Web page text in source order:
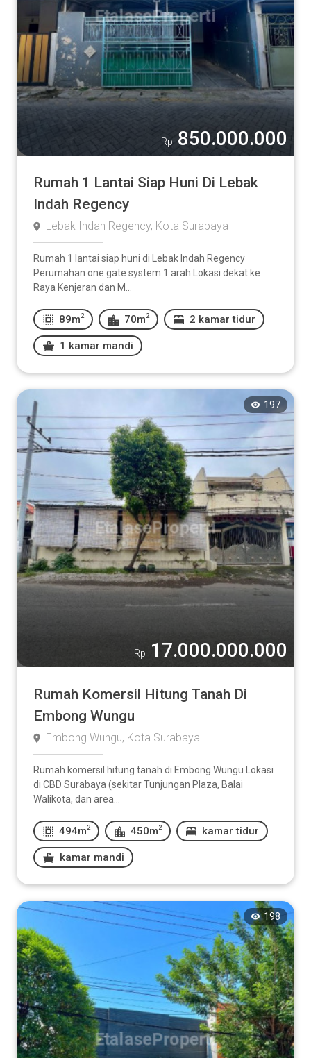
Rp 850.000.000
Rumah 1 Lantai Siap Huni Di Lebak
Indah Regency
Lebak Indah Regency, Kota Surabaya
Rumah 1 lantai siap huni di Lebak Indah Regency
Perumahan one gate system 1 arah Lokasi dekat ke
Raya Kenjeran dan M...
89m 2 70m 2 2 kamar tidur
1 kamar mandi
197
Rp 17.000.000.000
Rumah Komersil Hitung Tanah Di
Embong Wungu
Embong Wungu, Kota Surabaya
Rumah komersil hitung tanah di Embong Wungu Lokasi
di CBD Surabaya (sekitar Tunjungan Plaza, Balai
Walikota, dan area...
494m 2 450m 2 kamar tidur
kamar mandi
198